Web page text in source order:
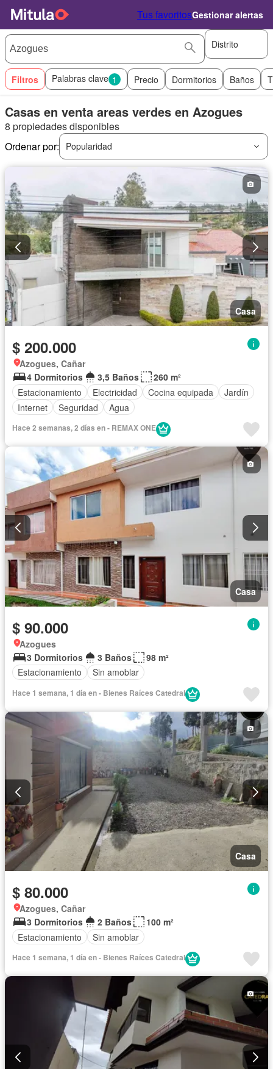
Tus favoritosGestionar alertas
Distrito
Filtros Palabras clave 1 Precio Dormitorios Baños
Casas en venta areas verdes en Azogues
8 propiedades disponibles
Ordenar por:
Popularidad
Casa
$ 200.000
Azogues, Cañar
4 Dormitorios
3,5 Baños
260 m²
Estacionamiento
Electricidad Cocina equipada
Jardín
Internet
Seguridad Agua
Hace 2 semanas, 2 días en - REMAX ONE
Casa
$ 90.000
Azogues
3 Dormitorios
3 Baños
98 m²
Estacionamiento
Sin amoblar
Hace 1 semana, 1 día en - Bienes Raíces Catedral
Casa
$ 80.000
Azogues, Cañar
3 Dormitorios
2 Baños
100 m²
Estacionamiento
Sin amoblar
Hace 1 semana, 1 día en - Bienes Raíces Catedral